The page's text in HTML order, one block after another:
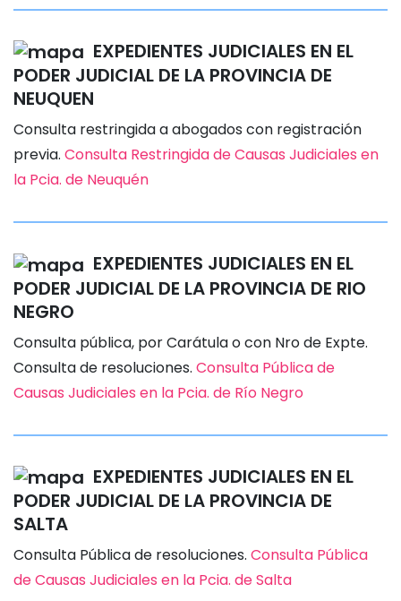
EXPEDIENTES JUDICIALES EN EL
PODER JUDICIAL DE LA PROVINCIA DE
NEUQUEN
Consulta restringida a abogados con registración
previa. Consulta Restringida de Causas Judiciales en
la Pcia. de Neuquén
EXPEDIENTES JUDICIALES EN EL
PODER JUDICIAL DE LA PROVINCIA DE RIO
NEGRO
Consulta pública, por Carátula o con Nro de Expte.
Consulta de resoluciones. Consulta Pública de
Causas Judiciales en la Pcia. de Río Negro
EXPEDIENTES JUDICIALES EN EL
PODER JUDICIAL DE LA PROVINCIA DE
SALTA
Consulta Pública de resoluciones. Consulta Pública
de Causas Judiciales en la Pcia. de Salta